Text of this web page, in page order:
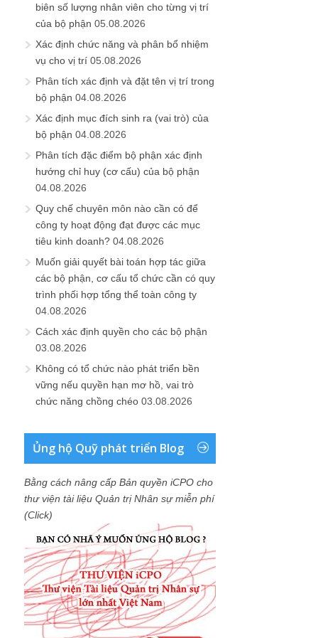
biên số lượng nhân viên cho từng vị trí
của bộ phận 05.08.2026
Xác định chức năng và phân bổ nhiệm
vụ cho vị trí 05.08.2026
Phân tích xác định và đặt tên vị trí trong
bộ phận 04.08.2026
Xác định mục đích sinh ra (vai trò) của
bộ phận 04.08.2026
Phân tích đặc điểm bộ phận xác định
hướng chỉ huy (cơ cấu) của bộ phận
04.08.2026
Quy chế chuyên môn nào cần có để
công ty hoạt động đạt được các mục
tiêu kinh doanh? 04.08.2026
Muốn giải quyết bài toán hợp tác giữa
các bộ phận, cơ cấu tổ chức cần có quy
trình phối hợp tổng thể toàn công ty
04.08.2026
Cách xác định quyền cho các bộ phận
03.08.2026
Không có tổ chức nào phát triển bền
vững nếu quyền hạn mơ hồ, vai trò
chức năng chồng chéo 03.08.2026
Ủng hộ Quỹ phát triển Blog
Bằng cách nâng cấp Bản quyền iCPO cho
thư viện tài liệu Quản trị Nhân sự miễn phí
(Click)